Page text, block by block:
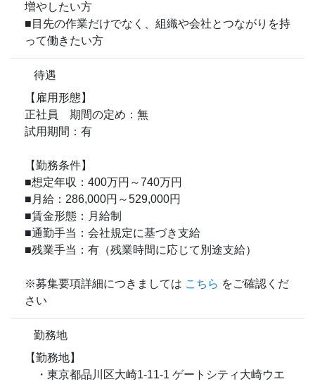
増やしたい方
■目先の作業だけでなく、組織や会社とつながりを持
って働きたい方
待遇
【雇用形態】
正社員 期間の定め：無
試用期間：有
【勤務条件】
■想定年収：400万円～740万円
■月給：286,000円～529,000円
■賃金形態：月給制
■通勤手当：会社規定に基づき支給
■残業手当：有（残業時間に応じて別途支給）
※募集要項詳細につきましては こちら をご確認くだ
さい
勤務地
【勤務地】
・東京都品川区大崎1-11-1 ゲートシティ大崎ウエ